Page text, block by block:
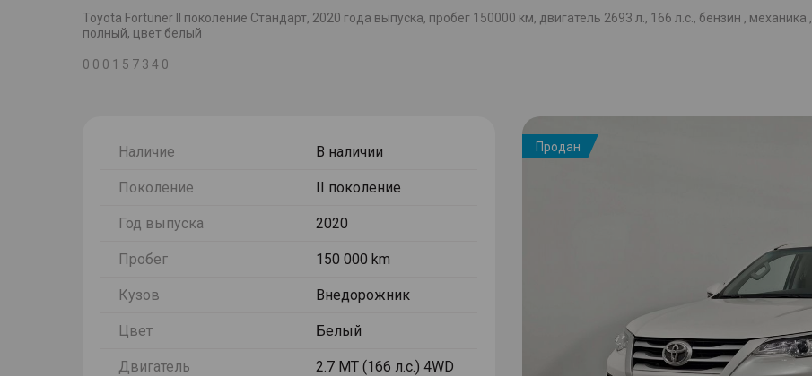
Toyota Fortuner II поколение Стандарт, 2020 года выпуска, пробег 150000 км, двигатель 2693 л., 166 л.с., бензин , механика ,
полный, цвет белый
0 0 0 1 5 7 3 4 0
Наличие В наличии
Поколение II поколение
Год выпуска 2020
Пробег 150 000 km
Кузов Внедорожник
Цвет Белый
Двигатель 2.7 MT (166 л.с.) 4WD
Продан